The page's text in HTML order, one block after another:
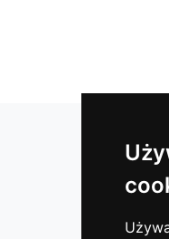
Lustra